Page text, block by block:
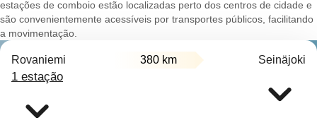
estações de comboio estão localizadas perto dos centros de cidade e
são convenientemente acessíveis por transportes públicos, facilitando
a movimentação.
Rovaniemi 380 km Seinäjoki
1 estação